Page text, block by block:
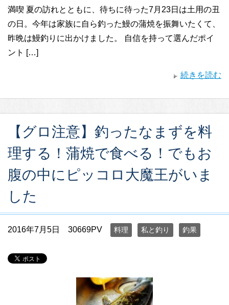
満喫 夏の訪れとともに、待ちに待った7月23日は土用の丑
の日。今年は家族に自ら釣った鰻の蒲焼を振舞いたくて、
昨晩は鰻釣りに出かけました。 自信を持って選んだポイ
ント […]
続きを読む
【グロ注意】釣ったなまずを料
理する！蒲焼で食べる！でもお
腹の中にピッコロ大魔王がいま
した
2016年7月5日 30669PV 料理 私と釣り 釣果